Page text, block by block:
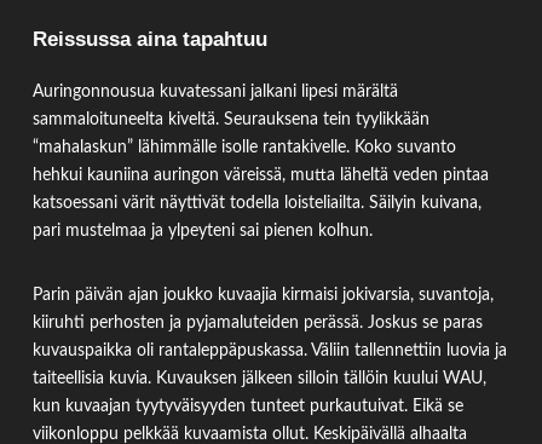
Reissussa aina tapahtuu
Auringonnousua kuvatessani jalkani lipesi märältä
sammaloituneelta kiveltä. Seurauksena tein tyylikkään
“mahalaskun” lähimmälle isolle rantakivelle. Koko suvanto
hehkui kauniina auringon väreissä, mutta läheltä veden pintaa
katsoessani värit näyttivät todella loisteliailta. Säilyin kuivana,
pari mustelmaa ja ylpeyteni sai pienen kolhun.
Parin päivän ajan joukko kuvaajia kirmaisi jokivarsia, suvantoja,
kiiruhti perhosten ja pyjamaluteiden perässä. Joskus se paras
kuvauspaikka oli rantaleppäpuskassa. Väliin tallennettiin luovia ja
taiteellisia kuvia. Kuvauksen jälkeen silloin tällöin kuului WAU,
kun kuvaajan tyytyväisyyden tunteet purkautuivat. Eikä se
viikonloppu pelkkää kuvaamista ollut. Keskipäivällä alhaalta